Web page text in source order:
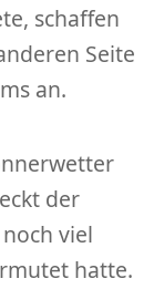
schaffen
Seite
an.
der
viel
hatte.